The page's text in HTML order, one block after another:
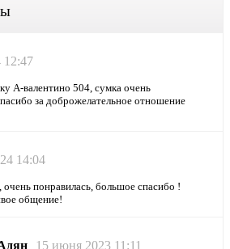
12:47
А-валентино 504, сумка очень
за доброжелательное отношение
14:04
понравилась, большое спасибо !
общение!
15 июня 2023 11:11